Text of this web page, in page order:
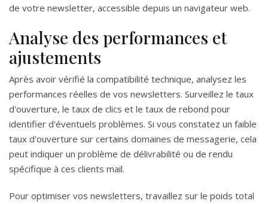
de votre newsletter, accessible depuis un navigateur web.
Analyse des performances et
ajustements
Après avoir vérifié la compatibilité technique, analysez les
performances réelles de vos newsletters. Surveillez le taux
d'ouverture, le taux de clics et le taux de rebond pour
identifier d'éventuels problèmes. Si vous constatez un faible
taux d'ouverture sur certains domaines de messagerie, cela
peut indiquer un problème de délivrabilité ou de rendu
spécifique à ces clients mail.
Pour optimiser vos newsletters, travaillez sur le poids total